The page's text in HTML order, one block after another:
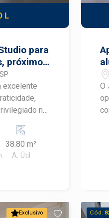
L
para
próximo
excelente
no
Piracicaba.
USP,
direito
38.80 m²
A. Útil
a
O
Exclusivo Cód.